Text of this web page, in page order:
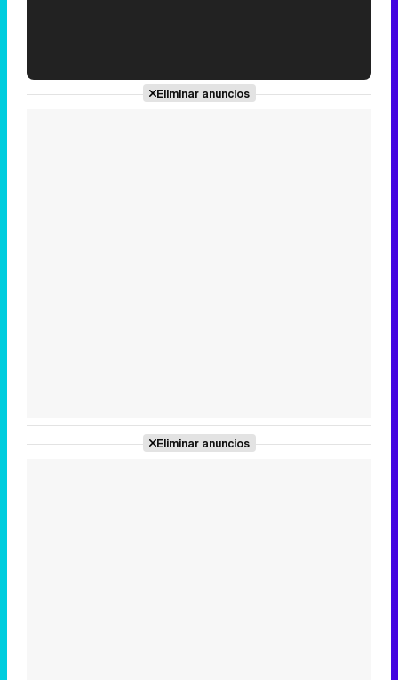
'120 Minutos' celebra sus 2.000 programas en Telemadrid con un vídeo del día a día en la redacción
Eliminar anuncios
Eliminar anuncios